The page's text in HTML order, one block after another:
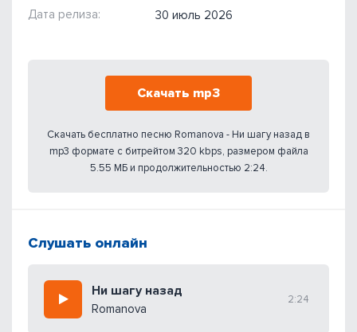
Дата релиза:
30 июль 2026
Скачать mp3
Скачать бесплатно песню Romanova - Ни шагу назад в
mp3 формате с битрейтом 320 kbps, размером файла
5.55 МБ и продолжительностью 2:24.
Слушать онлайн
Ни шагу назад
Romanova
2:24